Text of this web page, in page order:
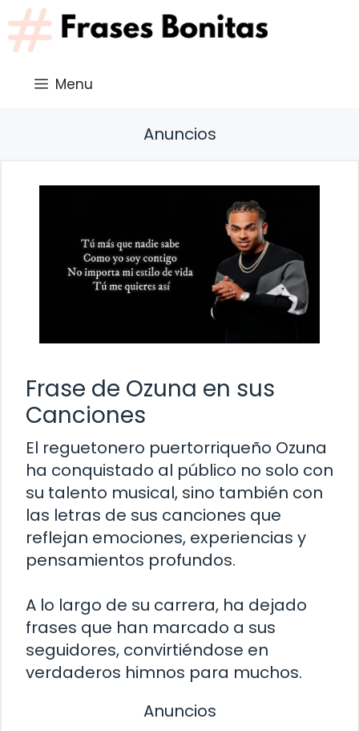
Saltar
al
contenido
Menu
Anuncios
Frase de Ozuna en sus
Canciones
El reguetonero puertorriqueño Ozuna
ha conquistado al público no solo con
su talento musical, sino también con
las letras de sus canciones que
reflejan emociones, experiencias y
pensamientos profundos.
A lo largo de su carrera, ha dejado
frases que han marcado a sus
seguidores, convirtiéndose en
verdaderos himnos para muchos.
Anuncios